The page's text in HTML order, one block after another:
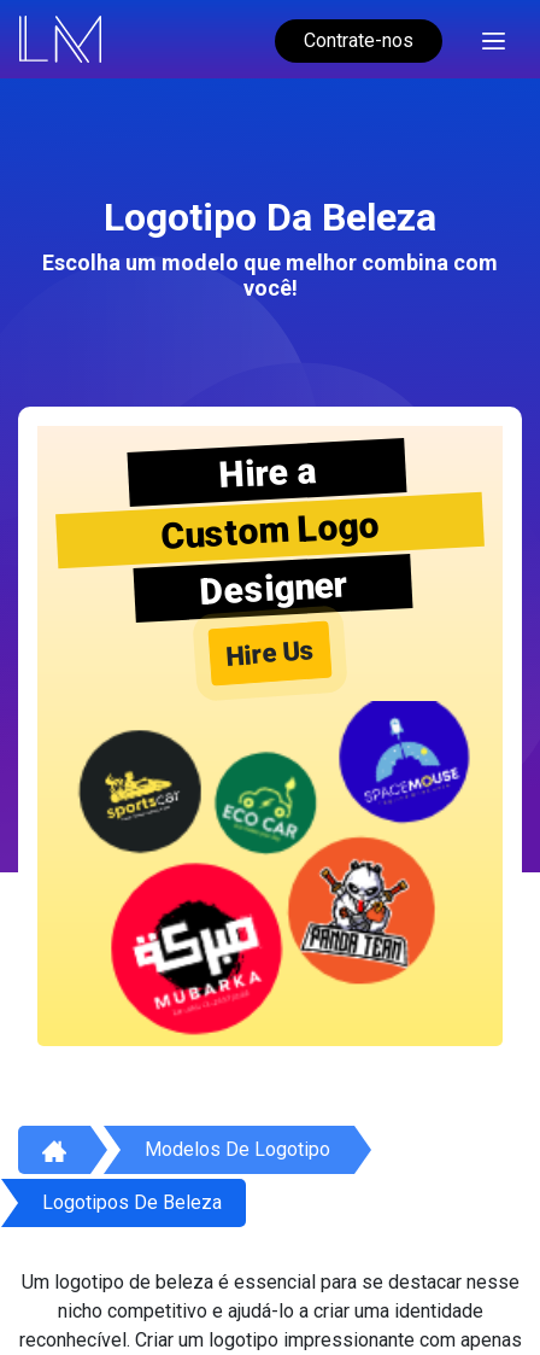
Contrate-nos
Logotipo Da Beleza
Escolha um modelo que melhor combina com
você!
Hire a
Custom Logo
Designer
Hire Us
Modelos De Logotipo
Logotipos De Beleza
Um logotipo de beleza é essencial para se destacar nesse
nicho competitivo e ajudá-lo a criar uma identidade
reconhecível. Criar um logotipo impressionante com apenas